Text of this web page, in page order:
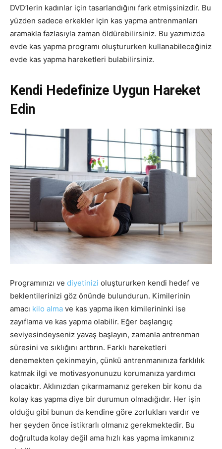
DVD’lerin kadınlar için tasarlandığını fark etmişsinizdir. Bu
yüzden sadece erkekler için kas yapma antrenmanları
aramakla fazlasıyla zaman öldürebilirsiniz. Bu yazımızda
evde kas yapma programı oluştururken kullanabileceğiniz
evde kas yapma hareketleri bulabilirsiniz.
Kendi Hedefinize Uygun Hareket
Edin
Programınızı ve diyetinizi oluştururken kendi hedef ve
beklentilerinizi göz önünde bulundurun. Kimilerinin
amacı kilo alma ve kas yapma iken kimilerininki ise
zayıflama ve kas yapma olabilir. Eğer başlangıç
seviyesindeyseniz yavaş başlayın, zamanla antrenman
süresini ve sıklığını arttırın. Farklı hareketleri
denemekten çekinmeyin, çünkü antrenmanınıza farklılık
katmak ilgi ve motivasyonunuzu korumanıza yardımcı
olacaktır. Aklınızdan çıkarmamanız gereken bir konu da
kolay kas yapma diye bir durumun olmadığıdır. Her işin
olduğu gibi bunun da kendine göre zorlukları vardır ve
her şeyden önce istikrarlı olmanız gerekmektedir. Bu
doğrultuda kolay değil ama hızlı kas yapma imkanınız